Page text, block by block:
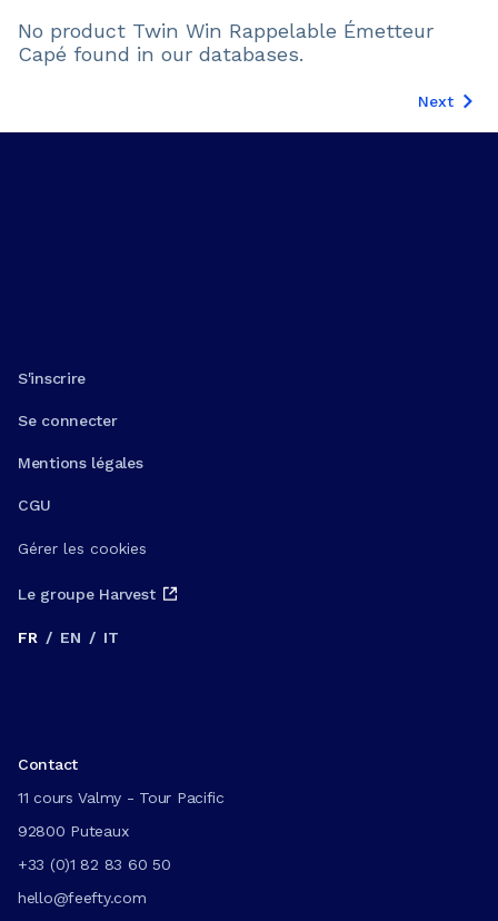
No product Twin Win Rappelable Émetteur
Capé found in our databases.
Next
S'inscrire
Se connecter
Mentions légales
CGU
Gérer les cookies
Le groupe Harvest
FR / EN / IT
Contact
11 cours Valmy - Tour Pacific
92800 Puteaux
+33 (0)1 82 83 60 50
hello@feefty.com